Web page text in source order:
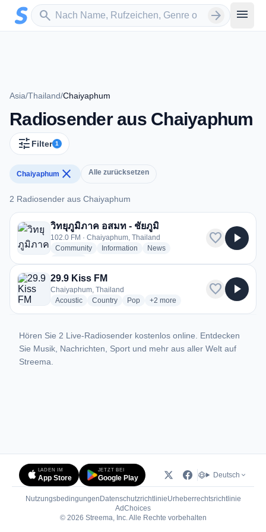
Zum Hauptinhalt springen
search
Sender suchen arrow_forward menu
Asia/Thailand/Chaiyaphum
Radiosender aus Chaiyaphum
tune Filter 1
Chaiyaphum close Alle zurücksetzen
2 Radiosender aus Chaiyaphum
2 Radiosender aus Chaiyaphum
วิทยุภูมิภาค อสมท - ชัยภูมิ
102.0 FM · Chaiyaphum, Thailand
Communityradio stations
Information radio stations
Newsradio stations
favorite play_arrow
29.9 Kiss FM
Chaiyaphum, Thailand
Acousticradio stations
Countryradio stations
Popradio stations
+2 more genres for 29.9 Kiss FM
more
favorite play_arrow
Hören Sie 2 Live-Radiosender kostenlos online. Entdecken
Sie Musik, Nachrichten, Sport und mehr aus aller Welt auf
Streema.
LADEN IM
App Store
JETZT BEI
Google Play Deutsch
Nutzungsbedingungen DatenschutzrichtlinieUrheberrechtsrichtlinie
AdChoices(öffnet in neuem Tab)
© 2026 Streema, Inc. Alle Rechte vorbehalten